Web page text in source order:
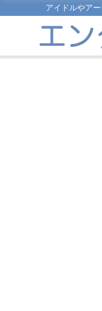
アイドルやア